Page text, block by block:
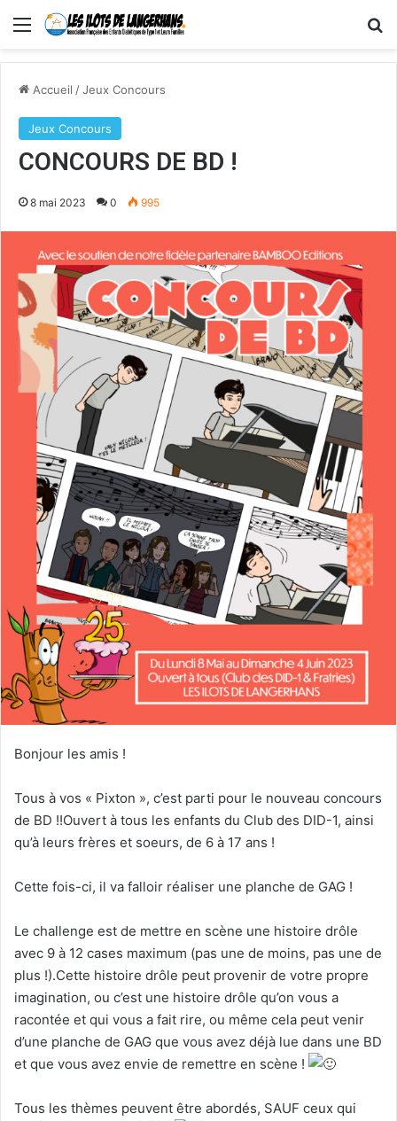
Menu
Accueil /Jeux Concours
Jeux Concours
CONCOURS DE BD !
8 mai 2023 0 995
Bonjour les amis !
Tous à vos « Pixton », c’est parti pour le nouveau concours
de BD !!Ouvert à tous les enfants du Club des DID-1, ainsi
qu’à leurs frères et soeurs, de 6 à 17 ans !
Cette fois-ci, il va falloir réaliser une planche de GAG !
Le challenge est de mettre en scène une histoire drôle
avec 9 à 12 cases maximum (pas une de moins, pas une de
plus !).Cette histoire drôle peut provenir de votre propre
imagination, ou c’est une histoire drôle qu’on vous a
racontée et qui vous a fait rire, ou même cela peut venir
d’une planche de GAG que vous avez déjà lue dans une BD
et que vous avez envie de remettre en scène !
Tous les thèmes peuvent être abordés, SAUF ceux qui